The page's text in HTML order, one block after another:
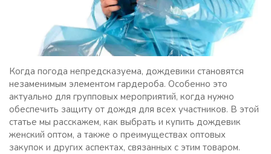
Когда погода непредсказуема, дождевики становятся
незаменимым элементом гардероба. Особенно это
актуально для групповых мероприятий, когда нужно
обеспечить защиту от дождя для всех участников. В этой
статье мы расскажем, как выбрать и купить дождевик
женский оптом, а также о преимуществах оптовых
закупок и других аспектах, связанных с этим товаром.